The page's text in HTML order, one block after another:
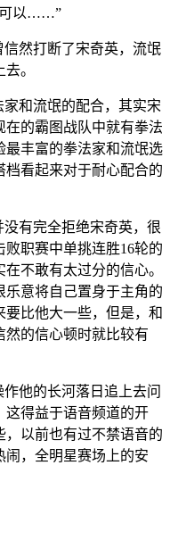
可以……”
然打断了宋奇英，流氓
。
和流氓的配合，其实宋
的霸图战队中就有拳法
最丰富的拳法家和流氓选
看起来对于耐心配合的
有完全拒绝宋奇英，很
职赛中单挑连胜16轮的
不敢有太过分的信心。
乐意将自己置身于主角的
比他大一些，但是，和
的信心顿时就比较有
他的长河落日追上去问
这得益于语音频道的开
以前也有过不禁语音的
闹，全明星赛场上的安